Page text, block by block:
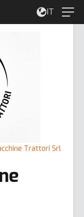
IT
Trattori Srl